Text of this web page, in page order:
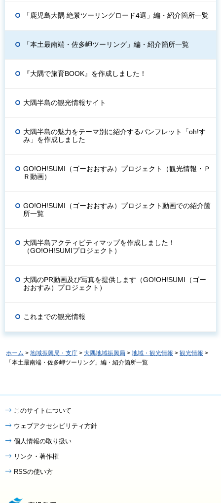
「鹿児島大隅 絶景ツーリングロード4選」編・紹介箇所一覧
「本土最南端・佐多岬ツーリング」編・紹介箇所一覧
『大隅で旅育BOOK』を作成しました！
大隅半島の観光情報サイト
大隅半島の魅力をテーマ別に紹介するパンフレット「oh!す
み」を作成しました
GO!OH!SUMI（ゴーおおすみ）プロジェクト（観光情報・Ｐ
Ｒ動画）
GO!OH!SUMI（ゴーおおすみ）プロジェクト動画での紹介箇
所一覧
大隅半島アクティビティマップを作成しました！
（GO!OH!SUMIプロジェクト）
大隅のPR動画及び写真を提供します（GO!OH!SUMI（ゴー
おおすみ）プロジェクト）
これまでの観光情報
ホーム > 地域振興局・支庁 > 大隅地域振興局 > 地域・観光情報 > 観光情報 >
「本土最南端・佐多岬ツーリング」編・紹介箇所一覧
このサイトについて
ウェブアクセシビリティ方針
個人情報の取り扱い
リンク・著作権
RSSの使い方